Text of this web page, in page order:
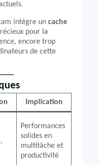
intègre un cache
pour la
encore trop
de cette
Implication
Performances
solides en
multitâche et
productivité